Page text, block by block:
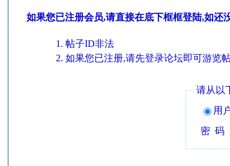
如果您已注册会员,请直接在底下框框登陆,如还
帖子ID非法
如果您已注册,请先登录论坛即可游览
请从以
用
密 码